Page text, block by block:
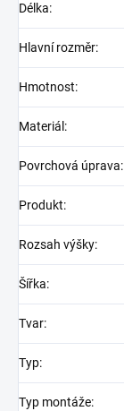
Délka:
Hlavní rozměr:
Hmotnost:
Materiál :
Povrchová úprava:
Produkt:
Rozsah výšky:
Šířka:
Tvar:
Typ:
Typ montáže: